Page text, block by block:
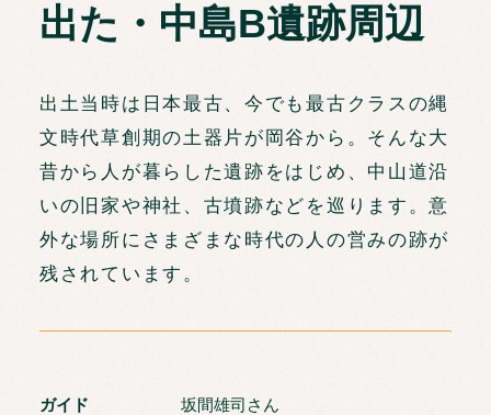
出た・中島B遺跡周辺
出土当時は日本最古、今でも最古クラスの縄
文時代草創期の土器片が岡谷から。そんな大
昔から人が暮らした遺跡をはじめ、中山道沿
いの旧家や神社、古墳跡などを巡ります。意
外な場所にさまざまな時代の人の営みの跡が
残されています。
ガイド 坂間雄司さん